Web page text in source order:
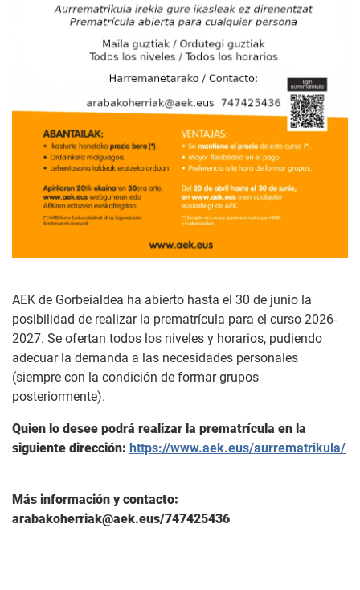
AEK de Gorbeialdea ha abierto hasta el 30 de junio la
posibilidad de realizar la prematrícula para el curso 2026-
2027. Se ofertan todos los niveles y horarios, pudiendo
adecuar la demanda a las necesidades personales
(siempre con la condición de formar grupos
posteriormente).
Quien lo desee podrá realizar la prematrícula en la
siguiente dirección: https://www.aek.eus/aurrematrikula/
Más información y contacto:
arabakoherriak@aek.eus/747425436